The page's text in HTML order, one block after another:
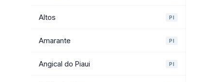
Altos PI
Amarante PI
Angical do Piaui PI